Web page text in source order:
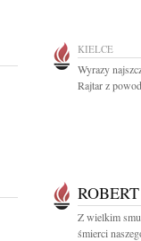
KIELCE
Wyrazy
Rajtar z
Z wielkim
śmierci